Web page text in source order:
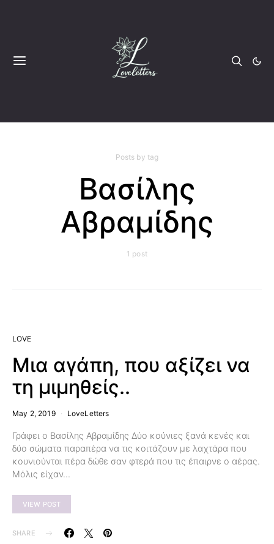
Posts by tag
Βασίλης
Αβραμίδης
1 post
LOVE
Μια αγάπη, που αξίζει να
τη μιμηθείς..
May 2, 2019 LoveLetters
Γράφει ο Βασίλης Αβραμίδης Δύο κούνιες ξανά κενές και
δύο σώματα παραπέρα να τις κοιτάζουν με λαχτάρα που
κουνιούνται πέρα δώθε σαν φτερά που τις έπαιρνε ο αέρας.
Μόλις είχαν…
VIEW POST
SHARE